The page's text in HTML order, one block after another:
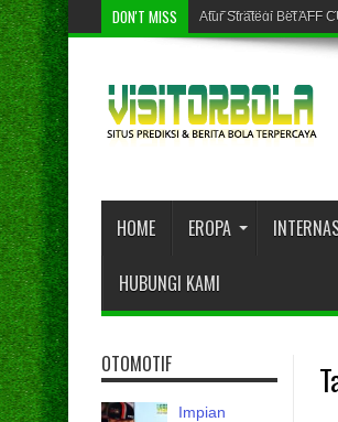
DON'T MISS Atur Strategi Bet AFF
ARGENTINA
HOME EROPA
HUBUNGI KAMI
OTOMOTIF
Impian